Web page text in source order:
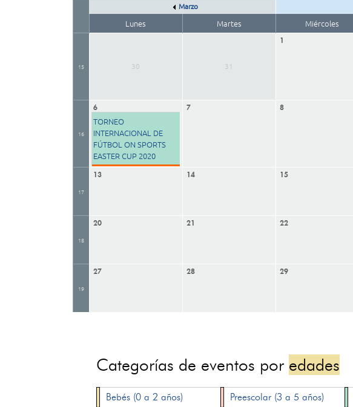
Marzo
Lunes Martes Miércoles
15 30 31
1
16
6
TORNEO
INTERNACIONAL DE
FÚTBOL ON SPORTS
EASTER CUP 2020
7 8
17
13 14 15
18
20 21 22
19
27 28 29
Categorías de eventos por edades
Bebés (0 a 2 años) Preescolar (3 a 5 años)